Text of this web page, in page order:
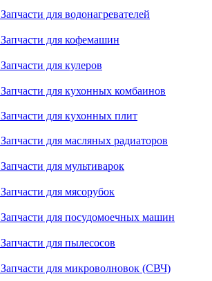
Запчасти для водонагревателей
Запчасти для кофемашин
Запчасти для кулеров
Запчасти для кухонных комбаинов
Запчасти для кухонных плит
Запчасти для масляных радиаторов
Запчасти для мультиварок
Запчасти для мясорубок
Запчасти для посудомоечных машин
Запчасти для пылесосов
Запчасти для микроволновок (СВЧ)